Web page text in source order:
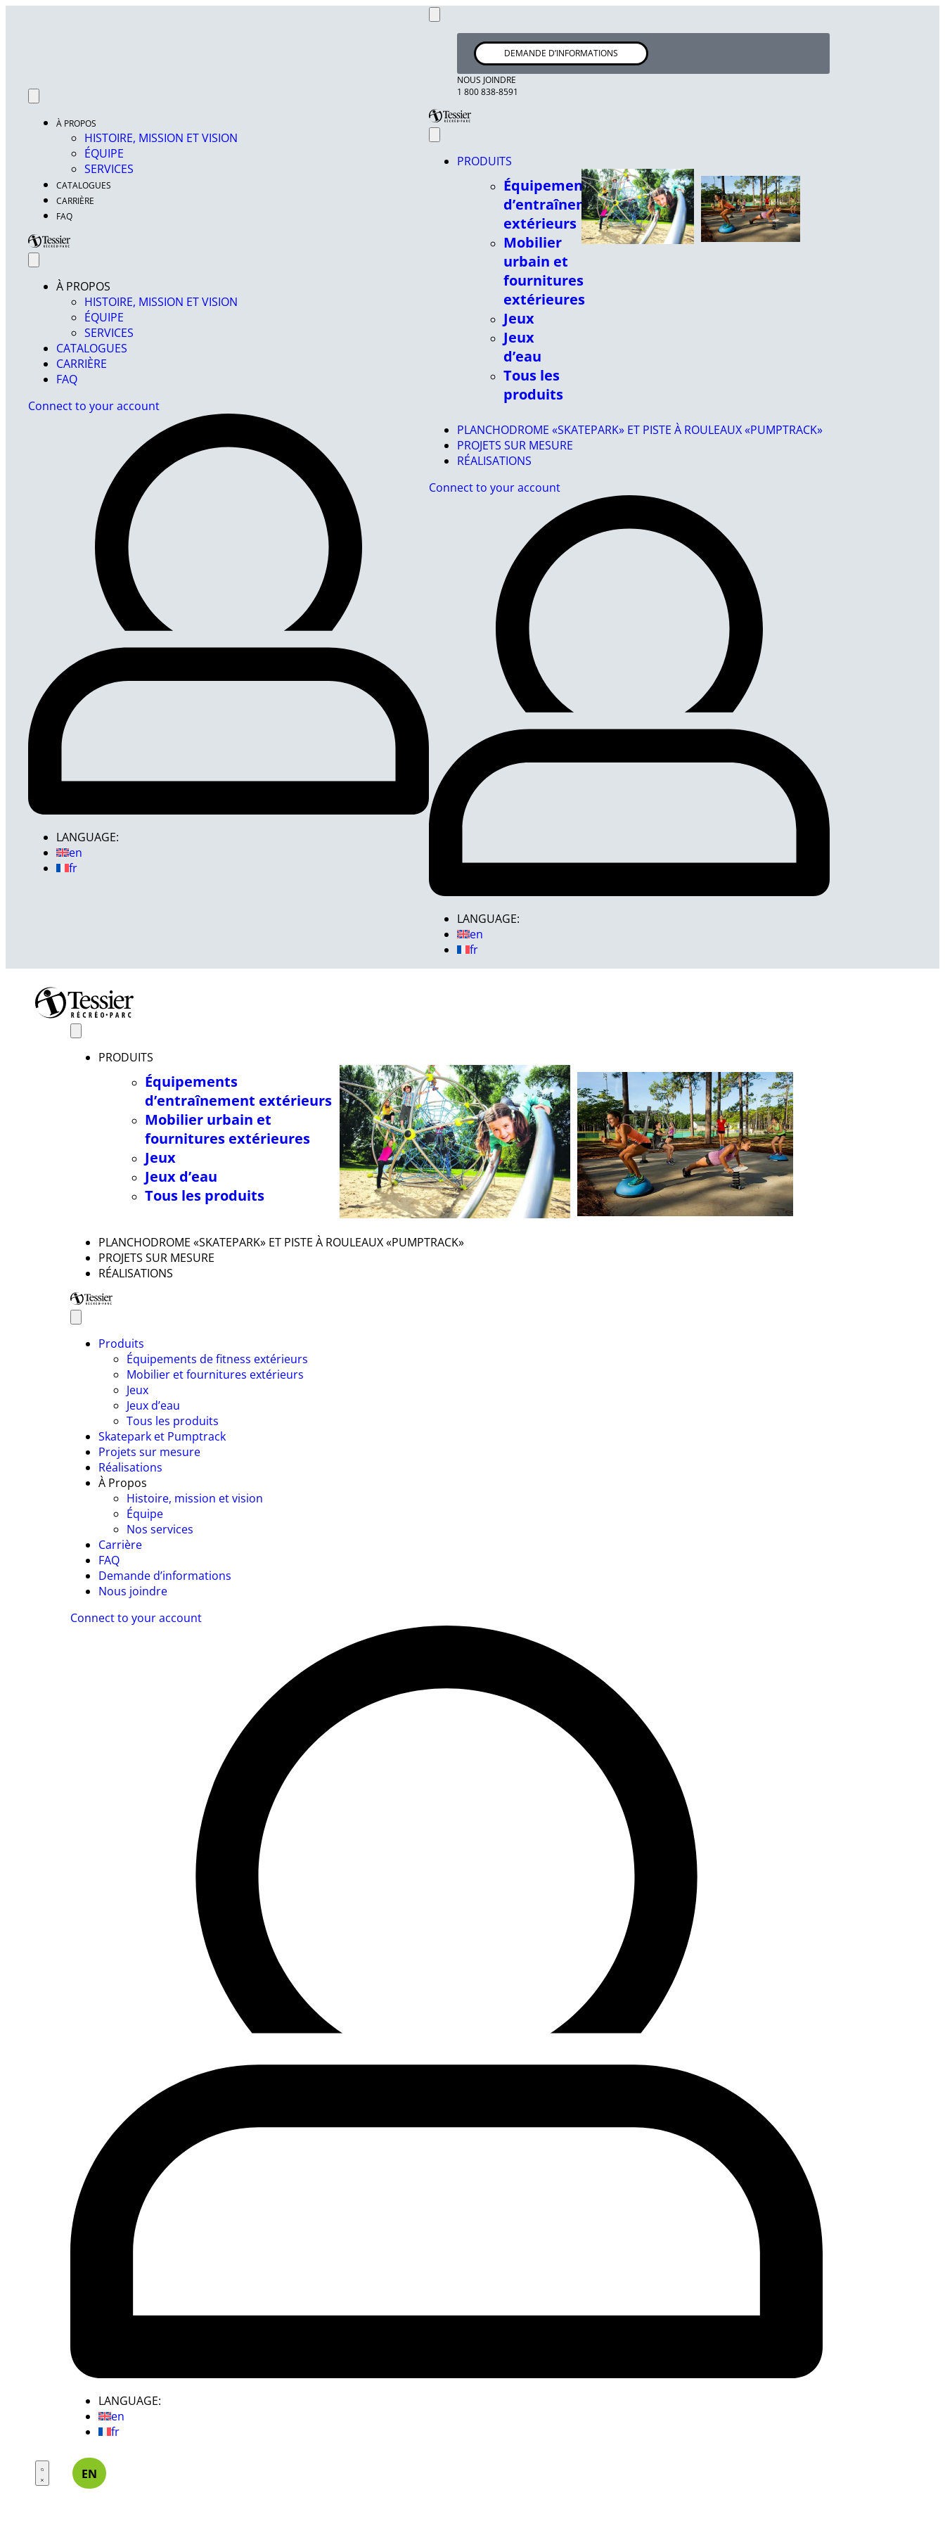
À PROPOS
HISTOIRE, MISSION ET VISION
ÉQUIPE
SERVICES
CATALOGUES
CARRIÈRE
FAQ
À PROPOS
HISTOIRE, MISSION ET VISION
ÉQUIPE
SERVICES
CATALOGUES
CARRIÈRE
FAQ
Connect to your account
LANGUAGE:
en
fr
DEMANDE D’INFORMATIONS
NOUS JOINDRE
1 800 838-8591
PRODUITS
Équipements
d’entraînement
extérieurs
Mobilier
urbain et
fournitures
extérieures
Jeux
Jeux
d’eau
Tous les
produits
PLANCHODROME «SKATEPARK» ET PISTE À ROULEAUX «PUMPTRACK»
PROJETS SUR MESURE
RÉALISATIONS
Connect to your account
LANGUAGE:
en
fr
PRODUITS
Équipements
d’entraînement extérieurs
Mobilier urbain et
fournitures extérieures
Jeux
Jeux d’eau
Tous les produits
PLANCHODROME «SKATEPARK» ET PISTE À ROULEAUX «PUMPTRACK»
PROJETS SUR MESURE
RÉALISATIONS
Produits
Équipements de fitness extérieurs
Mobilier et fournitures extérieurs
Jeux
Jeux d’eau
Tous les produits
Skatepark et Pumptrack
Projets sur mesure
Réalisations
À Propos
Histoire, mission et vision
Équipe
Nos services
Carrière
FAQ
Demande d’informations
Nous joindre
Connect to your account
LANGUAGE:
en
fr
EN